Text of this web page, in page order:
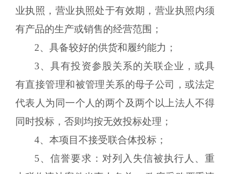
业执照，营业执照处于有效期，营业执照内须
有产品的生产或销售的经营范围；
2、具备较好的供货和履约能力；
3、具有投资参股关系的关联企业，或具
有直接管理和被管理关系的母子公司，或法定
代表人为同一个人的两个及两个以上法人不得
同时投标，否则均按无效投标处理；
4、本项目不接受联合体投标；
5、信誉要求：对列入失信被执行人、重